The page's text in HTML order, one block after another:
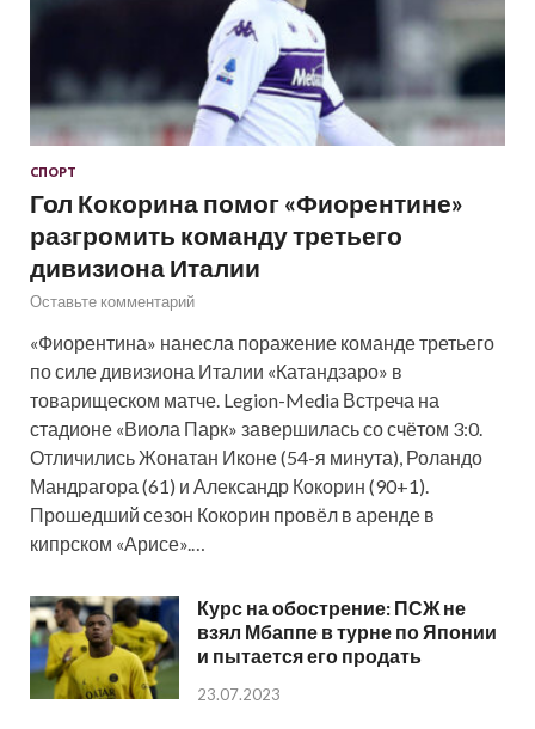
СПОРТ
Гол Кокорина помог «Фиорентине»
разгромить команду третьего
дивизиона Италии
Оставьте комментарий
«Фиорентина» нанесла поражение команде третьего
по силе дивизиона Италии «Катандзаро» в
товарищеском матче. Legion-Media Встреча на
стадионе «Виола Парк» завершилась со счётом 3:0.
Отличились Жонатан Иконе (54-я минута), Роландо
Мандрагора (61) и Александр Кокорин (90+1).
Прошедший сезон Кокорин провёл в аренде в
кипрском «Арисе».…
Курс на обострение: ПСЖ не
взял Мбаппе в турне по Японии
и пытается его продать
23.07.2023